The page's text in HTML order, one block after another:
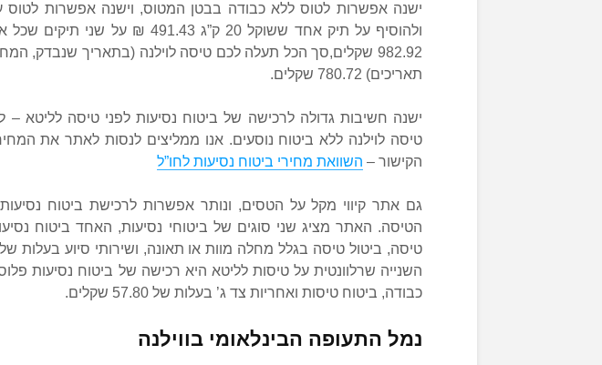
ישנה אפשרות לטוס ללא כבודה בבטן המטוס, וישנה אפשרות
982.92 שקלים,סך הכל תעלה לכם טיסה לוילנה (בתאריך שנבדק,
תאריכים) 780.72 שקלים.
ישנה חשיבות גדולה לרכישה של ביטוח נסיעות לפני טיסה לליטא
טיסה לוילנה ללא ביטוח נוסעים. אנו ממליצים לנסות לאתר את
הקישור – השוואת מחירי ביטוח נסיעות לחו”ל
גם אתר קיווי מקל על הטסים, ונותר אפשרות לרכישת ביטוח
הטיסה. האתר מציג שני סוגים של ביטוחי נסיעות, האחד ביטוח
השנייה שרלוונטית על טיסות לליטא היא רכישה של ביטוח נסיעות
כבודה, ביטוח טיסות ואחריות צד ג’ בעלות של 57.80 שקלים.
נמל התעופה הבינלאומי בווילנה